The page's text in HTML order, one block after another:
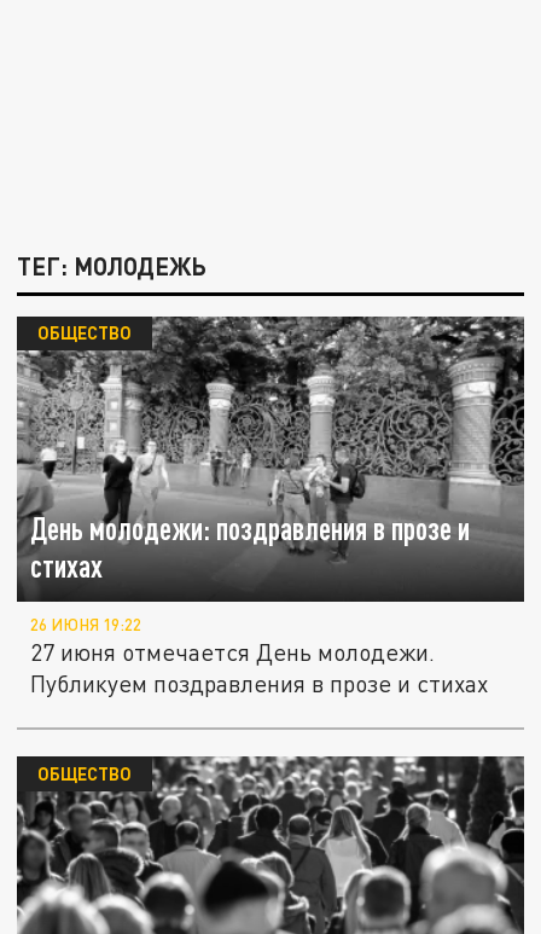
ТЕГ: МОЛОДЕЖЬ
День молодежи: поздравления в прозе и
стихах
ОБЩЕСТВО
26 ИЮНЯ 19:22
27 июня отмечается День молодежи.
Публикуем поздравления в прозе и стихах
ОБЩЕСТВО